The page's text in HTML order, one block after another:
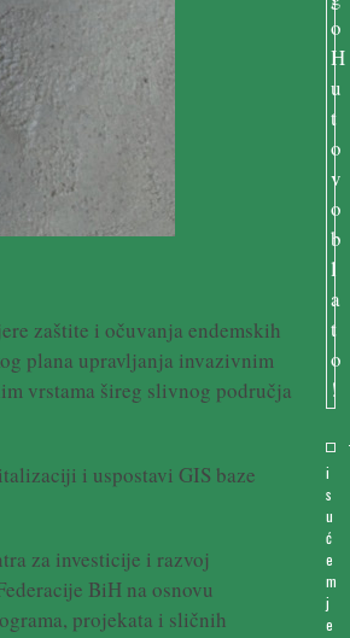
zaštite i očuvanja endemskih
plana upravljanja invazivnim
vrstama šireg slivnog područja
i uspostavi GIS baze
za investicije i razvoj
BiH na osnovu
projekata i sličnih
i
s
u
ć
e
m
j
e